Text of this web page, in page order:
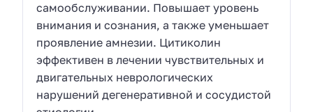
самообслуживании. Повышает уровень
внимания и сознания, а также уменьшает
проявление амнезии. Цитиколин
эффективен в лечении чувствительных и
двигательных неврологических
нарушений дегенеративной и сосудистой